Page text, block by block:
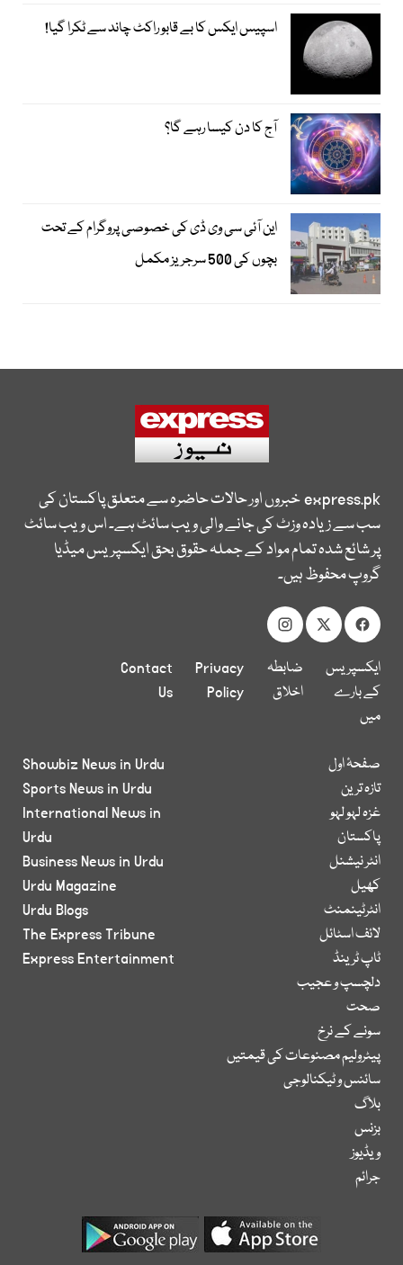
اسپیس ایکس کا بے قابو راکٹ چاند سے ٹکرا گیا!
آج کا دن کیسا رہے گا؟
این آئی سی وی ڈی کی خصوصی پروگرام کے تحت
بچوں کی 500 سرجریز مکمل
express.pkخبروں اور حالات حاضرہ سے متعلق پاکستان کی
سب سے زیادہ وزٹ کی جانے والی ویب سائٹ ہے۔ اس ویب سائٹ
پر شائع شدہ تمام مواد کے جملہ حقوق بحق ایکسپریس میڈیا
گروپ محفوظ ہیں۔
ایکسپریس
کے بارے
میں
ضابطہ
اخلاق
Privacy
Policy
Contact
Us
صفحۂ اول
تازہ ترین
غزہ لہو لہو
پاکستان
انٹر نیشنل
کھیل
انٹرٹینمنٹ
لائف اسٹائل
ٹاپ ٹرینڈ
دلچسپ و عجیب
صحت
سونے کے نرخ
پیٹرولیم مصنوعات کی قیمتیں
سائنس و ٹیکنالوجی
بلاگ
بزنس
ویڈیوز
جرائم
Showbiz News in Urdu
Sports News in Urdu
International News in
Urdu
Business News in Urdu
Urdu Magazine
Urdu Blogs
The Express Tribune
Express Entertainment